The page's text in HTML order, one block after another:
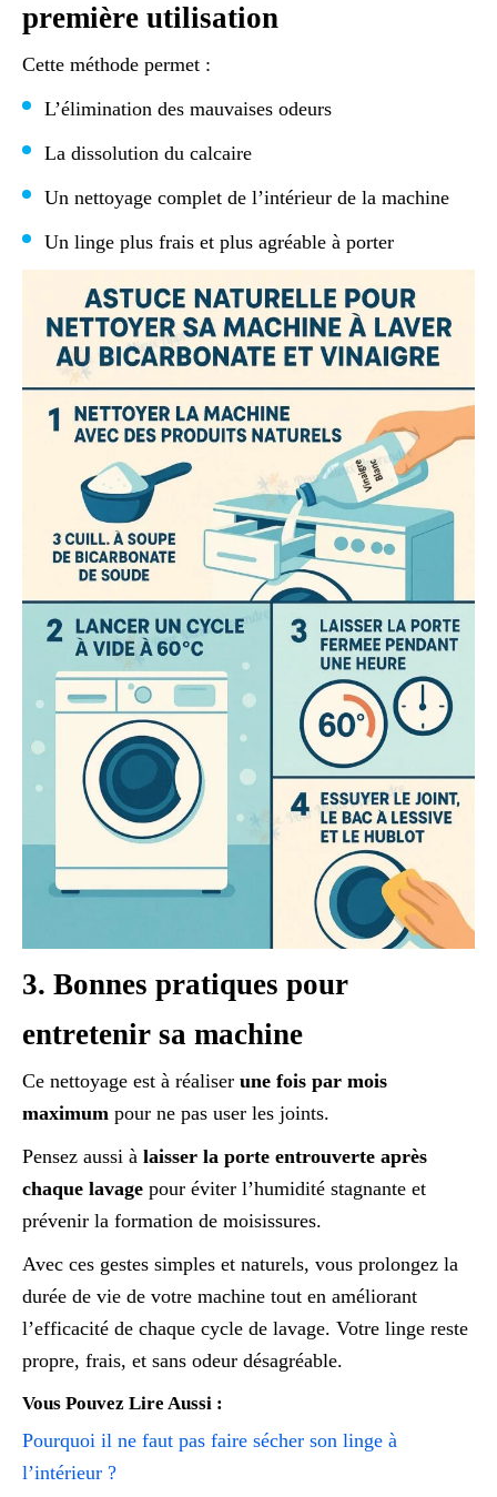
première utilisation
Cette méthode permet :
L’élimination des mauvaises odeurs
La dissolution du calcaire
Un nettoyage complet de l’intérieur de la machine
Un linge plus frais et plus agréable à porter
3. Bonnes pratiques pour
entretenir sa machine
Ce nettoyage est à réaliser une fois par mois
maximum pour ne pas user les joints.
Pensez aussi à laisser la porte entrouverte après
chaque lavage pour éviter l’humidité stagnante et
prévenir la formation de moisissures.
Avec ces gestes simples et naturels, vous prolongez la
durée de vie de votre machine tout en améliorant
l’efficacité de chaque cycle de lavage. Votre linge reste
propre, frais, et sans odeur désagréable.
Vous Pouvez Lire Aussi :
Pourquoi il ne faut pas faire sécher son linge à
l’intérieur ?